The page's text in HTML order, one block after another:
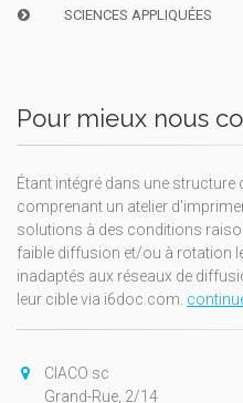
SCIENCES APPLIQUÉES
Pour mieux nous
Étant intégré dans une
comprenant un atelier
solutions à des conditions
faible diffusion et/ou à rotation
inadaptés aux réseaux de
leur cible via i6doc.com.
CIACO sc
Grand-Rue, 2/14